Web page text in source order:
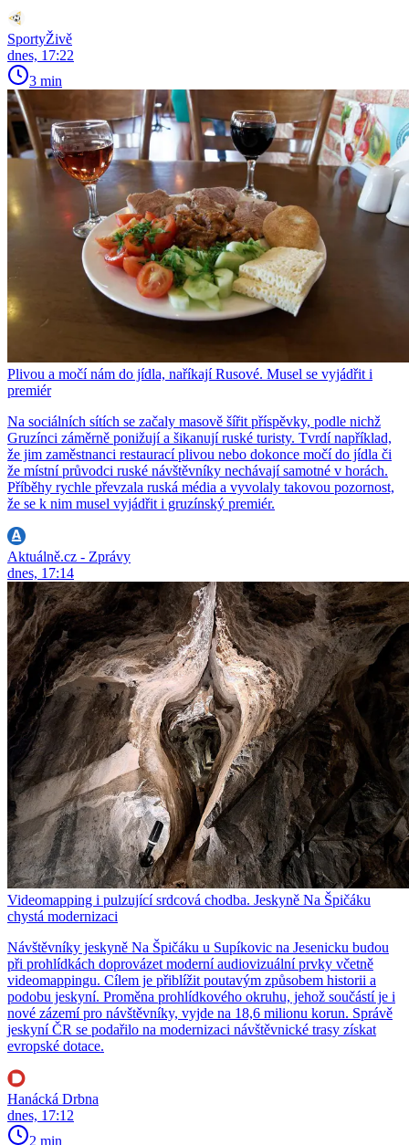
SportyŽivě
dnes, 17:22
3 min
Plivou a močí nám do jídla, naříkají Rusové. Musel se vyjádřit i
premiér
Na sociálních sítích se začaly masově šířit příspěvky, podle nichž
Gruzínci záměrně ponižují a šikanují ruské turisty. Tvrdí například,
že jim zaměstnanci restaurací plivou nebo dokonce močí do jídla či
že místní průvodci ruské návštěvníky nechávají samotné v horách.
Příběhy rychle převzala ruská média a vyvolaly takovou pozornost,
že se k nim musel vyjádřit i gruzínský premiér.
Aktuálně.cz - Zprávy
dnes, 17:14
Videomapping i pulzující srdcová chodba. Jeskyně Na Špičáku
chystá modernizaci
Návštěvníky jeskyně Na Špičáku u Supíkovic na Jesenicku budou
při prohlídkách doprovázet moderní audiovizuální prvky včetně
videomappingu. Cílem je přiblížit poutavým způsobem historii a
podobu jeskyní. Proměna prohlídkového okruhu, jehož součástí je i
nové zázemí pro návštěvníky, vyjde na 18,6 milionu korun. Správě
jeskyní ČR se podařilo na modernizaci návštěvnické trasy získat
evropské dotace.
Hanácká Drbna
dnes, 17:12
2 min